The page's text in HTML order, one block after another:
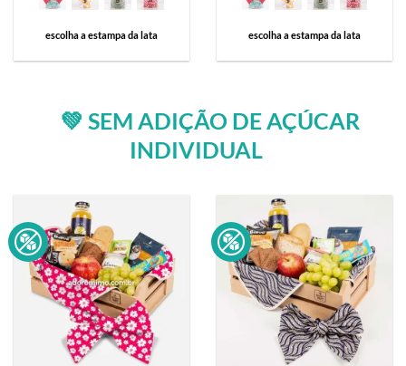
escolha a estampa da lata escolha a estampa da lata
💚 SEM ADIÇÃO DE AÇÚCAR
INDIVIDUAL